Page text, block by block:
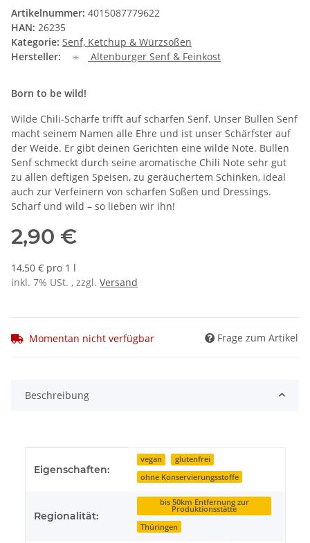
Artikelnummer: 4015087779622
HAN: 26235
Kategorie: Senf, Ketchup & Würzsoßen
Hersteller:
Altenburger Senf & Feinkost
Born to be wild!
Wilde Chili-Schärfe trifft auf scharfen Senf. Unser Bullen Senf
macht seinem Namen alle Ehre und ist unser Schärfster auf
der Weide. Er gibt deinen Gerichten eine wilde Note. Bullen
Senf schmeckt durch seine aromatische Chili Note sehr gut
zu allen deftigen Speisen, zu geräuchertem Schinken, ideal
auch zur Verfeinern von scharfen Soßen und Dressings.
Scharf und wild – so lieben wir ihn!
2,90 €
14,50 € pro 1 l
inkl. 7% USt. , zzgl. Versand
Momentan nicht verfügbar Frage zum Artikel
Beschreibung
Eigenschaften:
vegan
glutenfrei
ohne Konservierungsstoffe
Regionalität:
bis 50km Entfernung zur
Produktionsstätte
Thüringen